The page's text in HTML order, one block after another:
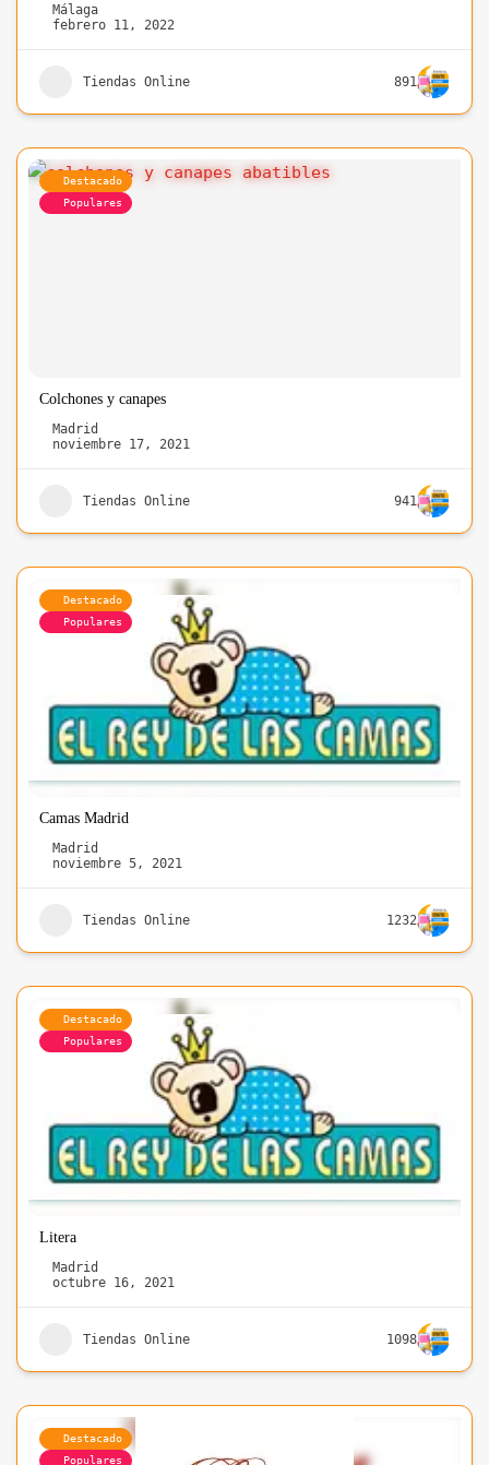
Málaga
febrero 11, 2022
Tiendas Online 891
Destacado
Populares
Colchones y canapes
Madrid
noviembre 17, 2021
Tiendas Online 941
Destacado
Populares
Camas Madrid
Madrid
noviembre 5, 2021
Tiendas Online 1232
Destacado
Populares
Litera
Madrid
octubre 16, 2021
Tiendas Online 1098
Destacado
Populares